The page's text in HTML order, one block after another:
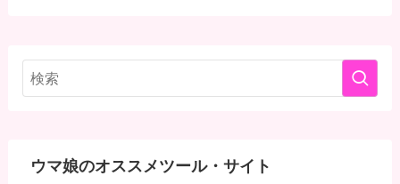
ウマ娘のオススメツール・サイト